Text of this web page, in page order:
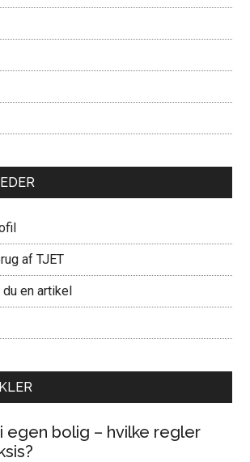
af TJET
en artikel
egen bolig – hvilke regler